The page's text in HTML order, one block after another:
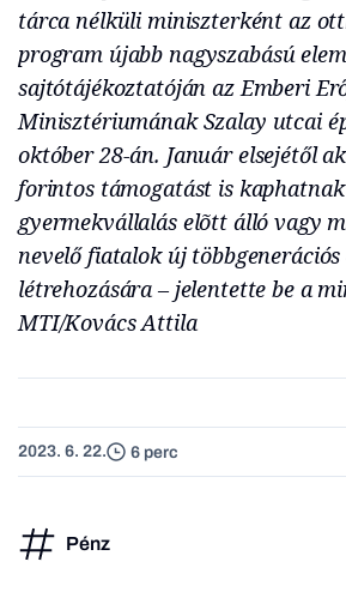
tárca nélküli miniszterként az
program újabb nagyszabású
sajtótájékoztatóján az Emberi
Minisztériumának Szalay utcai
október 28-án. Január elsejétől
forintos támogatást is
gyermekvállalás elõtt álló vagy
nevelő fiatalok új
létrehozására – jelentette be a
MTI/Kovács Attila
2023. 6. 22. 6 perc
Pénz